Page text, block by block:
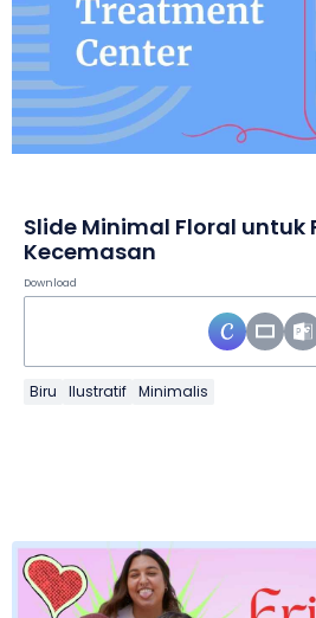
Slide Minimal Floral untuk
Kecemasan
Download
Biru Ilustratif Minimalis